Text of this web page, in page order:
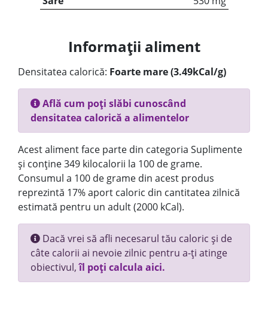
Informații aliment
Densitatea calorică: Foarte mare (3.49kCal/g)
Află cum poți slăbi cunoscând
densitatea calorică a alimentelor
Acest aliment face parte din categoria Suplimente
și conține 349 kilocalorii la 100 de grame.
Consumul a 100 de grame din acest produs
reprezintă 17% aport caloric din cantitatea zilnică
estimată pentru un adult (2000 kCal).
Dacă vrei să afli necesarul tău caloric și de
câte calorii ai nevoie zilnic pentru a-ți atinge
obiectivul,îl poți calcula aici.